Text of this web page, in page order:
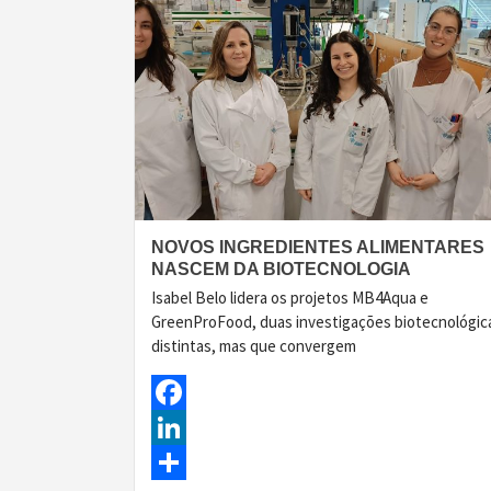
NOVOS INGREDIENTES ALIMENTARES
NASCEM DA BIOTECNOLOGIA
Isabel Belo lidera os projetos MB4Aqua e
GreenProFood, duas investigações
distintas, mas que convergem
Facebook
LinkedIn